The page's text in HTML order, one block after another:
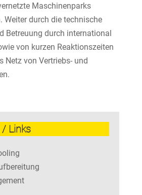
Maschinenparks
Weiter durch die technische
Betreuung durch international
von kurzen Reaktionszeiten
Netz von Vertriebs- und
Links